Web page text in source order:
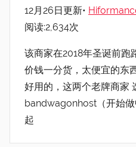
12月26日更新•
阅读:2,634次
该商家在2018年圣诞前跑
价钱一分货，太便宜的东
好用的，这两个老牌商家
bandwagonhost（开始
起